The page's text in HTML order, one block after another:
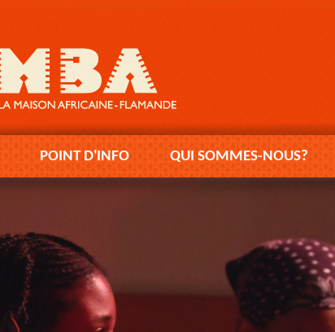
POINT D'INFO QUI SOMMES-NOUS?